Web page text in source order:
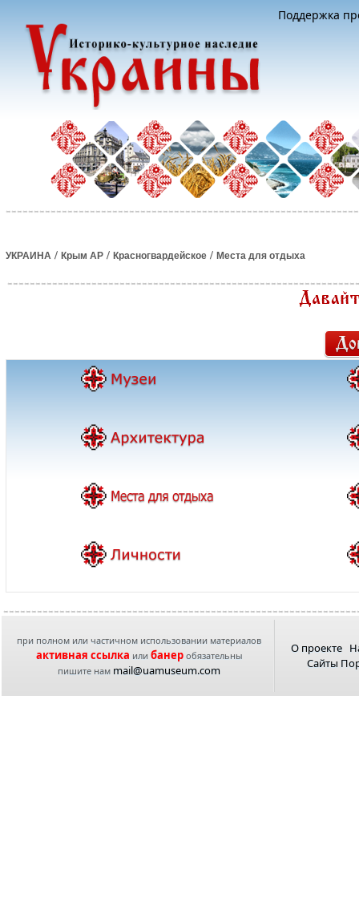
Поддержка
УКРАИНА / Крым АР / Красногвардейское / Места для отдыха
при полном или частичном использовании материалов
активная ссылка или банеробязательны
пишите нам mail@uamuseum.com
О проекте
Сайты